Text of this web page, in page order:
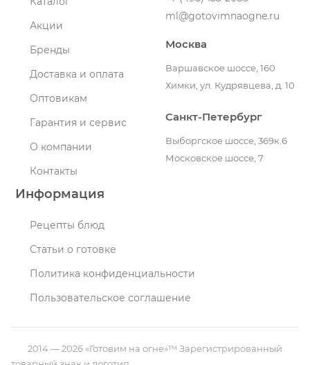
Акции
Бренды
Доставка и оплата
Оптовикам
Гарантия и сервис
О компании
Контакты
Информация
Рецепты блюд
Статьи о готовке
Политика конфиденциальности
Пользовательское соглашение
ml@gotovimnaogne.ru
Москва
Варшавское шоссе, 160
Химки, ул. Кудрявцева, д. 10
Санкт-Петербург
Выборгское шоссе, 369к.6
Московское шоссе, 7
2014 — 2026 «Готовим на огне»™ Зарегистрированный